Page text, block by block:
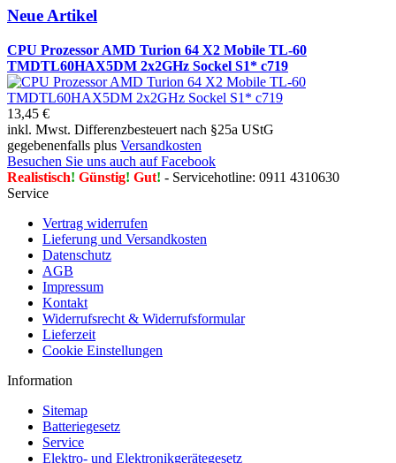
Neue Artikel
CPU Prozessor AMD Turion 64 X2 Mobile TL-60
TMDTL60HAX5DM 2x2GHz Sockel S1* c719
13,45 €
inkl. Mwst. Differenzbesteuert nach §25a UStG
gegebenenfalls plus Versandkosten
Besuchen Sie uns auch auf Facebook
Realistisch! Günstig! Gut! - Servicehotline: 0911 4310630
Service
Vertrag widerrufen
Lieferung und Versandkosten
Datenschutz
AGB
Impressum
Kontakt
Widerrufsrecht & Widerrufsformular
Lieferzeit
Cookie Einstellungen
Information
Sitemap
Batteriegesetz
Service
Elektro- und Elektronikgerätegesetz